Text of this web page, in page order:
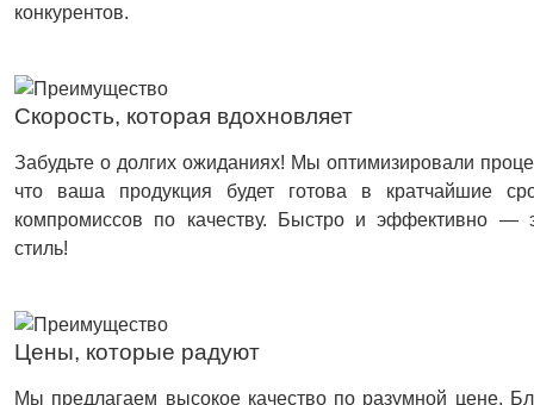
конкурентов.
Скорость, которая вдохновляет
Забудьте о долгих ожиданиях! Мы оптимизировали
что ваша продукция будет готова в кратчайшие
компромиссов по качеству. Быстро и эффективно —
стиль!
Цены, которые радуют
Мы предлагаем высокое качество по разумной цене.